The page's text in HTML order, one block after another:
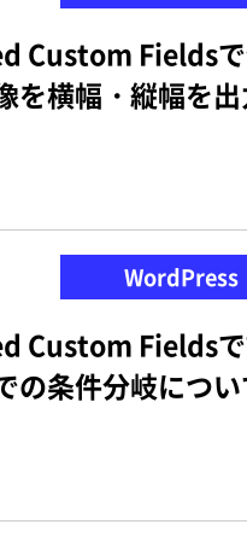
Custom Fields
を横幅・縦幅を
WordPress
Custom Fields
の条件分岐につ